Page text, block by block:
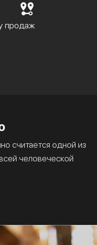
продаж
считается одной из
человеческой